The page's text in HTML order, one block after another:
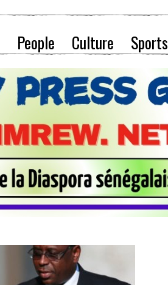
People Culture Sports